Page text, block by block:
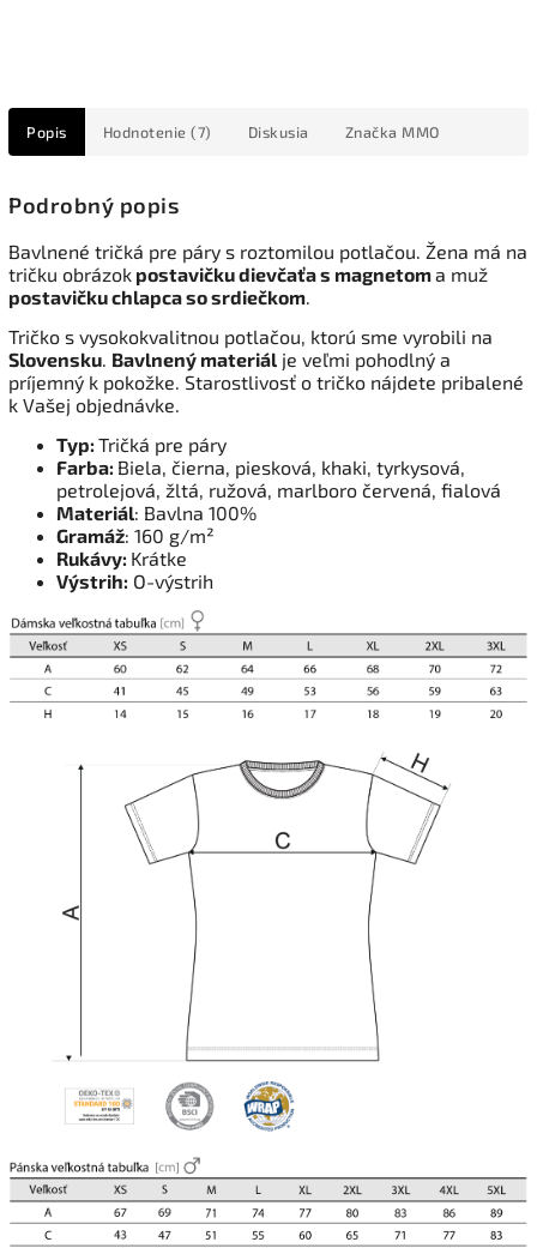
Popis Hodnotenie (7) Diskusia Značka MMO
Podrobný popis
Bavlnené tričká pre páry s roztomilou potlačou. Žena má na
tričku obrázok postavičku dievčaťa s magnetoma muž
postavičku chlapca so srdiečkom.
Tričko s vysokokvalitnou potlačou, ktorú sme vyrobili na
Slovensku. Bavlnený materiál je veľmi pohodlný a
príjemný k pokožke. Starostlivosť o tričko nájdete pribalené
k Vašej objednávke.
Typ: Tričká pre páry
Farba: Biela, čierna, piesková, khaki, tyrkysová,
petrolejová, žltá, ružová, marlboro červená, fialová
Materiál: Bavlna 100%
Gramáž: 160 g/m²
Rukávy: Krátke
Výstrih: O-výstrih